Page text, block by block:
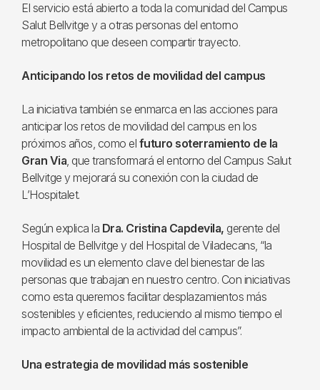
El servicio está abierto a toda la comunidad del Campus
Salut Bellvitge y a otras personas del entorno
metropolitano que deseen compartir trayecto.
Anticipando los retos de movilidad del campus
La iniciativa también se enmarca en las acciones para
anticipar los retos de movilidad del campus en los
próximos años, como el futuro soterramiento de la
Gran Via, que transformará el entorno del Campus Salut
Bellvitge y mejorará su conexión con la ciudad de
L’Hospitalet.
Según explica la Dra. Cristina Capdevila, gerente del
Hospital de Bellvitge y del Hospital de Viladecans, “la
movilidad es un elemento clave del bienestar de las
personas que trabajan en nuestro centro. Con iniciativas
como esta queremos facilitar desplazamientos más
sostenibles y eficientes, reduciendo al mismo tiempo el
impacto ambiental de la actividad del campus”.
Una estrategia de movilidad más sostenible